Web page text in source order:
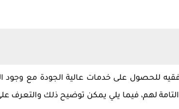
للحصول على خدمات عالية الجودة مع وجود
لهم، فيما يلي يمكن توضيح ذلك والتعرف